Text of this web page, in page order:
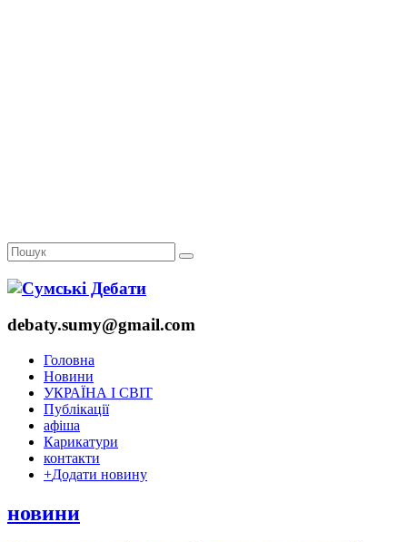
debaty.sumy@gmail.com
Головна
Новини
УКРАЇНА І СВІТ
Публікації
афіша
Карикатури
контакти
+Додати новину
новини